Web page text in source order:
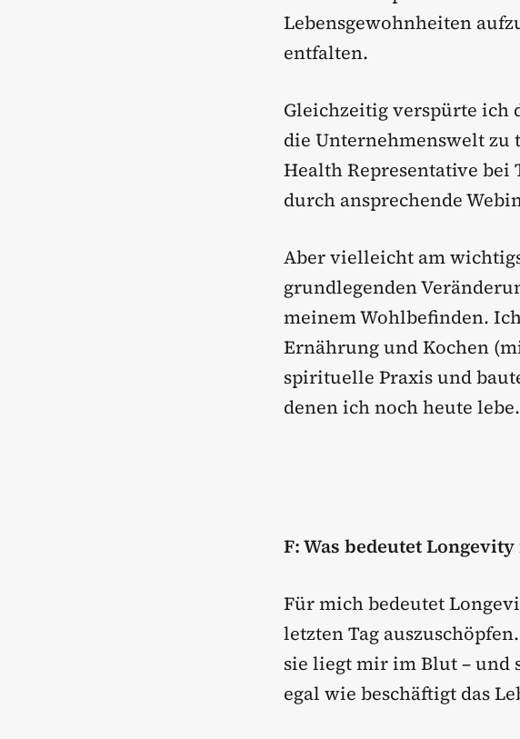
Lebensgewohnheiten
entfalten.
Gleichzeitig verspürte ich
die Unternehmenswelt zu
Health Representative
durch ansprechende
Aber vielleicht am
grundlegenden
meinem Wohlbefinden.
Ernährung und Kochen
spirituelle Praxis und
denen ich noch heute lebe.
F: Was bedeutet
Für mich bedeutet
letzten Tag
sie liegt mir im Blut – und
egal wie beschäftigt das